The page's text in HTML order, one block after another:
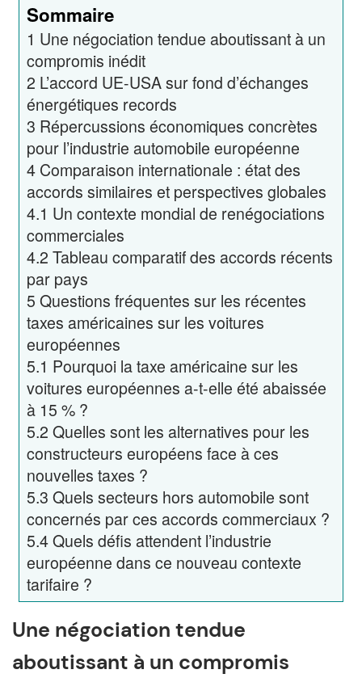
Sommaire
1 Une négociation tendue aboutissant à un
compromis inédit
2 L’accord UE-USA sur fond d’échanges
énergétiques records
3 Répercussions économiques concrètes
pour l’industrie automobile européenne
4 Comparaison internationale : état des
accords similaires et perspectives globales
4.1 Un contexte mondial de renégociations
commerciales
4.2 Tableau comparatif des accords récents
par pays
5 Questions fréquentes sur les récentes
taxes américaines sur les voitures
européennes
5.1 Pourquoi la taxe américaine sur les
voitures européennes a-t-elle été abaissée
à 15 % ?
5.2 Quelles sont les alternatives pour les
constructeurs européens face à ces
nouvelles taxes ?
5.3 Quels secteurs hors automobile sont
concernés par ces accords commerciaux ?
5.4Quels défis attendent l’industrie
européenne dans ce nouveau contexte
tarifaire ?
Une négociation tendue
aboutissant à un compromis